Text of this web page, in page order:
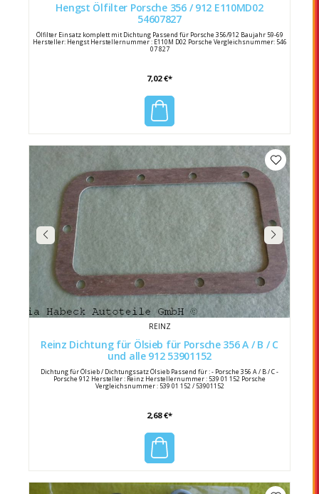
Hengst Ölfilter Porsche 356 / 912 E110MD02
54607827
Ölfilter Einsatz komplett mit Dichtung Passend für Porsche 356/912 Baujahr 59-69
Hersteller: Hengst Herstellernummer : E110M D02 Porsche Vergleichsnummer: 546
07 827
7,02 €*
REINZ
Reinz Dichtung für Ölsieb für Porsche 356 A / B / C
und alle 912 53901152
Dichtung für Ölsieb / Dichtungssatz Ölsieb Passend für : - Porsche 356 A / B / C -
Porsche 912 Hersteller : Reinz Herstellernummer : 539 01 152 Porsche
Vergleichsnummer : 539 01 152 / 53901152
2,68 €*